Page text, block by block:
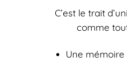
C’est le trait
comme
Une mémoire